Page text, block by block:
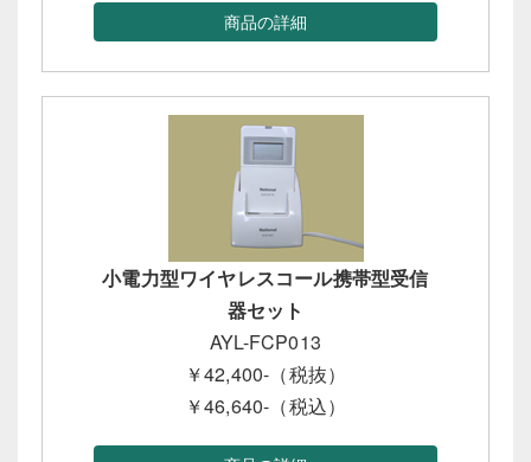
商品の詳細
小電力型ワイヤレスコール携帯型受信
器セット
AYL-FCP013
￥42,400-（税抜）
￥46,640-（税込）